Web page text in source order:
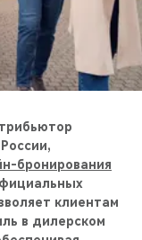
бронирования
клиентам
в дилерском